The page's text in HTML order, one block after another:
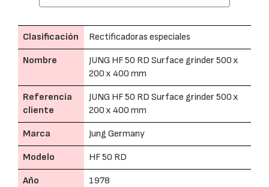
Clasificación Rectificadoras especiales
Nombre
JUNG HF 50 RD Surface grinder 500 x
200 x 400 mm
Referencia
cliente
JUNG HF 50 RD Surface grinder 500 x
200 x 400 mm
Marca Jung Germany
Modelo HF 50 RD
Año
1978